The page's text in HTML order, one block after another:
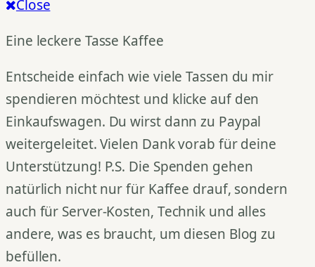
Close
Eine leckere Tasse Kaffee
Entscheide einfach wie viele Tassen du mir
spendieren möchtest und klicke auf den
Einkaufswagen. Du wirst dann zu Paypal
weitergeleitet. Vielen Dank vorab für deine
Unterstützung! P.S. Die Spenden gehen
natürlich nicht nur für Kaffee drauf, sondern
auch für Server-Kosten, Technik und alles
andere, was es braucht, um diesen Blog zu
befüllen.